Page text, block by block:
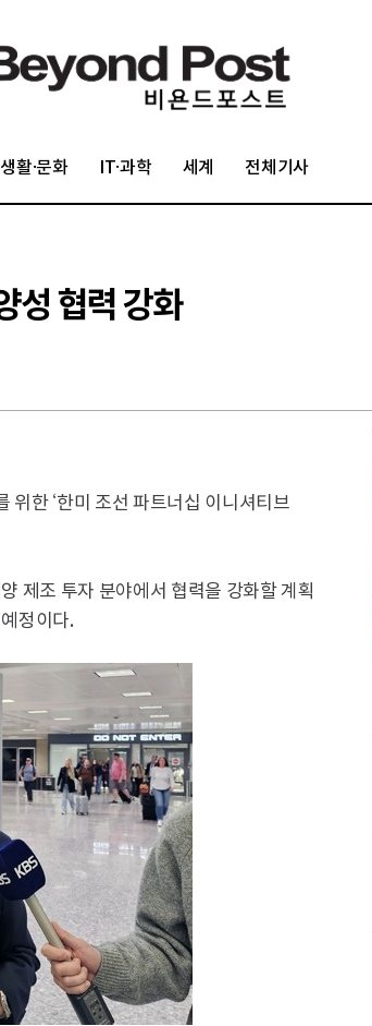
생활·문화 IT·과학 세계 전체기사
성 협력 강화
위한 ‘한미 조선 파트너십 이니셔티브
제조 투자 분야에서 협력을 강화할 계획
정이다.